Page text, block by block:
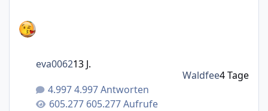
4.997 Antworten
605.277 Aufrufe
eva006213 J.
Waldfee4 Tage